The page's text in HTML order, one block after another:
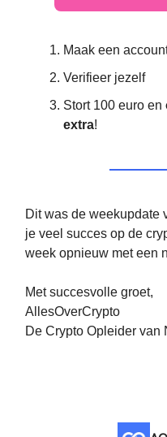
Maak een
Verifieer jezelf
Stort 100 euro en
extra!
Dit was de weekupdate
je veel succes op de
week opnieuw met een
Met succesvolle groet,
AllesOverCrypto
De Crypto Opleider van